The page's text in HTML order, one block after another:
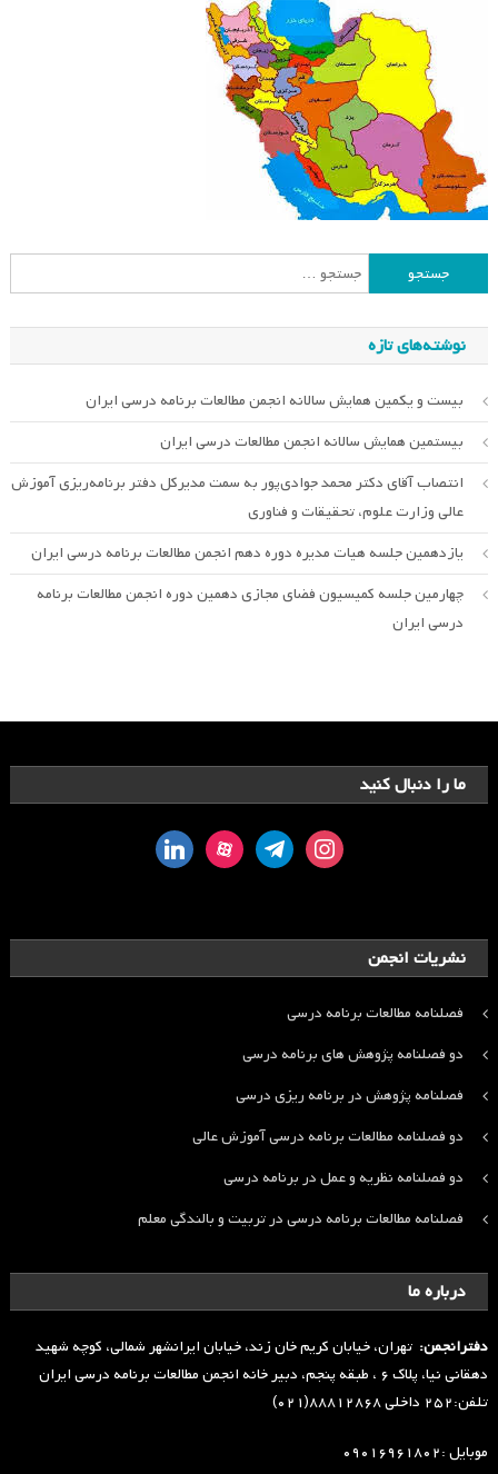
جستجو
برای:
نوشته‌های تازه
بیست و یکمین همایش سالانه انجمن مطالعات برنامه درسی ایران
بیستمین همایش سالانه انجمن مطالعات درسی ایران
انتصاب آقای دکتر محمد جوادی‌پور به سمت مدیرکل دفتر برنامه‌ریزی آموزش
عالی وزارت علوم، تحقیقات و فناوری
یازدهمین جلسه هیات مدیره دوره دهم انجمن مطالعات برنامه درسی ایران
چهارمین جلسه کمیسیون فضای مجازی دهمین دوره انجمن مطالعات برنامه
درسی ایران
ما را دنبال کنید
instagram
telegram
aparat
linkedin
نشریات انجمن
فصلنامه مطالعات برنامه درسی
دو فصلنامه پژوهش های برنامه درسی
فصلنامه پژوهش در برنامه ریزی درسی
دو فصلنامه مطالعات برنامه درسی آموزش عالی
دو فصلنامه نظریه و عمل در برنامه درسی
فصلنامه مطالعات برنامه درسی در تربیت و بالندگی معلم
درباره ما
دفترانجمن: تهران، خیابان کریم خان زند، خیابان ایرانشهر شمالی، کوچه شهید
دهقانی نیا، پلاک ۶ ، طبقه پنجم، دبیر خانه انجمن مطالعات برنامه درسی ایران
تلفن:۲۵۲ داخلی ۸۸۸۱۲۸۶۸(۰۲۱)
موبایل :۰۹۰۱۶۹۶۱۸۰۲